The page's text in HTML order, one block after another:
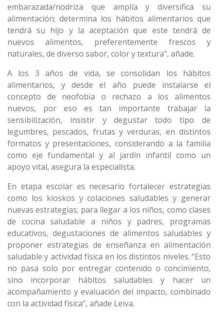
embarazada/nodriza que amplía y diversifica su
alimentación; determina los hábitos alimentarios que
tendrá su hijo y la aceptación que este tendrá de
nuevos alimentos, preferentemente frescos y
naturales, de diverso sabor, color y textura”, añade.
A los 3 años de vida, se consolidan los hábitos
alimentarios, y desde el año puede instalarse el
concepto de neofobia o rechazo a los alimentos
nuevos, por eso es tan importante trabajar la
sensibilización, insistir y degustar todo tipo de
legumbres, pescados, frutas y verduras, en distintos
formatos y presentaciones, considerando a la familia
como eje fundamental y al jardín infantil como un
apoyo vital, asegura la especialista.
En etapa escolar es necesario fortalecer estrategias
como los kioskos y colaciones saludables y generar
nuevas estrategias; para llegar a los niños, como clases
de cocina saludable a niños y padres, programas
educativos, degustaciones de alimentos saludables y
proponer estrategias de enseñanza en alimentación
saludable y actividad física en los distintos niveles. “Esto
no pasa solo por entregar contenido o concimiento,
sino incorporar hábitos saludables y hacer un
acompañamiento y evaluación del impacto, combinado
con la actividad física”, añade Leiva.